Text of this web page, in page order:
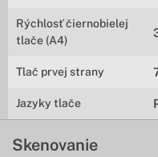
Rýchlosť čiernobielej
tlače (A4)
Tlač prvej strany
Jazyky tlače
Skenovanie